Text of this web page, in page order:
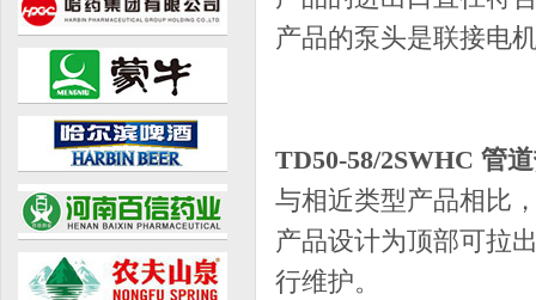
产品的泵头是联接电
TD50-58/2SWHC 管
与相近类型产品相比
产品设计为顶部可拉
行维护。